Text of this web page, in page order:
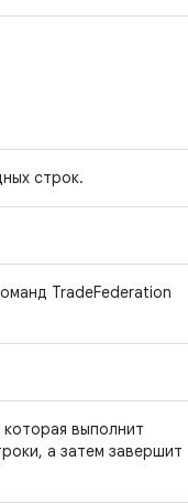
строк.
TradeFederation
выполнит
а затем завершит